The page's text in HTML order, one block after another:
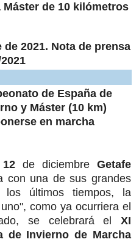
de 10 kilómetros
2021. Nota de prensa
de España de
y Máster (10 km)
en marcha
de diciembre Getafe
con una de sus grandes
los últimos tiempos, la
como ya ocurriera el
se celebrará el XI
de Invierno de Marcha